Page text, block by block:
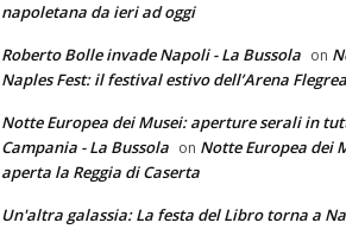
napoletana da ieri ad oggi
Roberto Bolle invade Napoli - La Bussola on
Naples Fest: il festival estivo dell’Arena Flegrea
Notte Europea dei Musei: aperture serali in
Campania - La Bussola on Notte Europea dei
aperta la Reggia di Caserta
Un'altra galassia: La festa del Libro torna a